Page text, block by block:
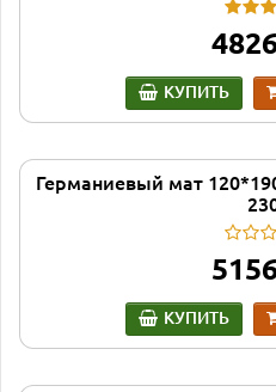
КУПИТЬ
Германиевый мат
КУПИТЬ